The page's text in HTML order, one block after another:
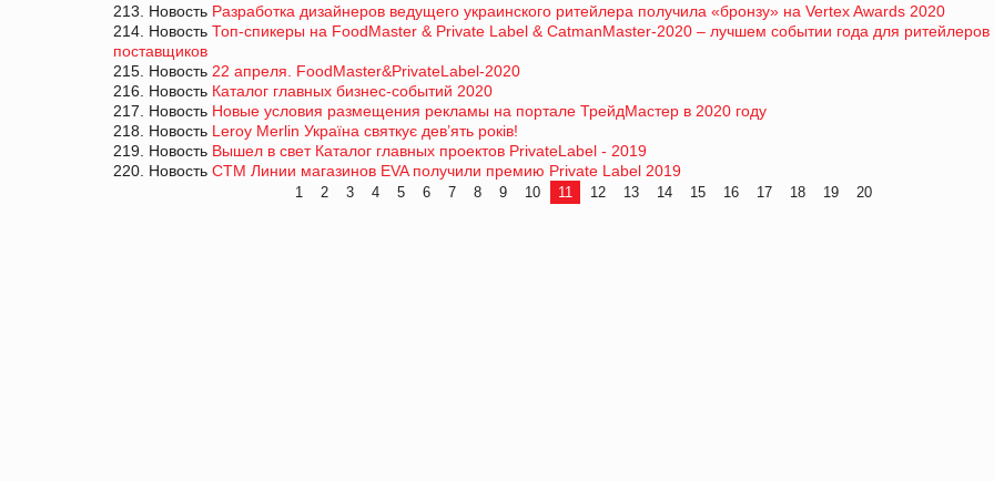
213. Новость Разработка дизайнеров ведущего украинского ритейлера получила «бронзу» на Vertex Awards 2020
214. Новость Топ-спикеры на FoodMaster & Private Label & CatmanMaster-2020 – лучшем событии года для ритейлеров
поставщиков
215. Новость 22 апреля. FoodMaster&PrivateLabel-2020
216. Новость Каталог главных бизнес-событий 2020
217. Новость Новые условия размещения рекламы на портале ТрейдМастер в 2020 году
218. Новость Leroy Merlin Україна святкує дев’ять років!
219. Новость Вышел в свет Каталог главных проектов PrivateLabel - 2019
220. Новость СТМ Линии магазинов EVA получили премию Private Label 2019
1 2 3 4 5 6 7 8 9 10 11 12 13 14 15 16 17 18 19 20